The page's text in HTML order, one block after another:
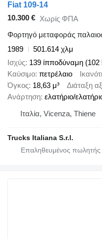
Fiat 109-14
10.300 € Χωρίς ΦΠΑ
Φορτηγό μεταφοράς
1989
501.614 χλμ
Ισχύς 139 ίπποδύναμη (102
Καύσιμο πετρέλαιο
Όγκος 18,63 μ³ Διάταξη
Ανάρτηση ελατήριο/
Ιταλία, Vicenza, Thiene
Trucks Italiana S.r.l.